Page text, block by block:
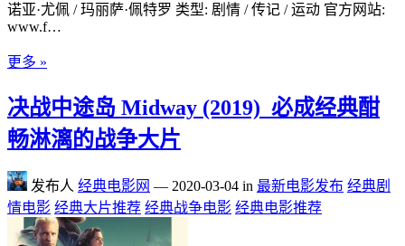
诺亚·尤佩 / 玛丽萨·佩特罗 类型: 剧情 / 传记 / 运动 官方网站:
www.f…
更多 »
决战中途岛 Midway (2019)_必成经典酣
畅淋漓的战争大片
发布人 经典电影网 — 2020-03-04 in 最新电影发布 经典剧
情电影 经典大片推荐 经典战争电影 经典电影推荐